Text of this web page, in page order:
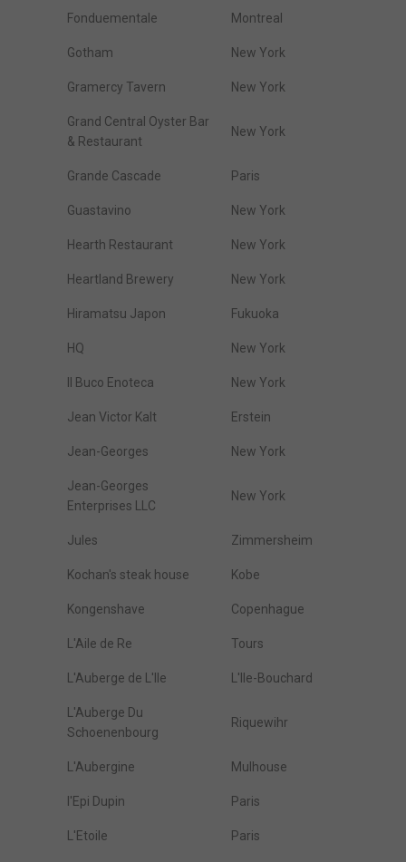
Fonduementale Montreal
Gotham New York
Gramercy Tavern New York
Grand Central Oyster Bar
& Restaurant
New York
Grande Cascade Paris
Guastavino New York
Hearth Restaurant New York
Heartland Brewery New York
Hiramatsu Japon Fukuoka
HQ New York
Il Buco Enoteca New York
Jean Victor Kalt Erstein
Jean-Georges New York
Jean-Georges
Enterprises LLC
New York
Jules Zimmersheim
Kochan's steak house Kobe
Kongenshave Copenhague
L'Aile de Re Tours
L'Auberge de L'Ile L'Ile-Bouchard
L'Auberge Du
Schoenenbourg
Riquewihr
L'Aubergine Mulhouse
l'Epi Dupin Paris
L'Etoile Paris